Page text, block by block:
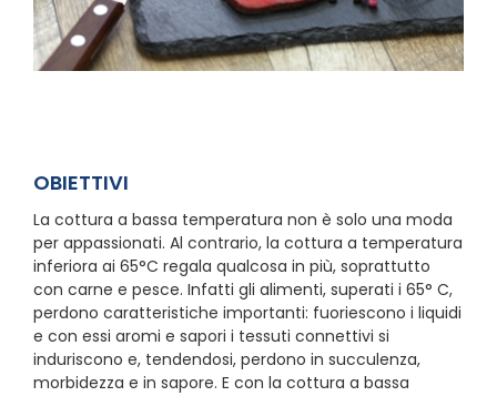
OBIETTIVI
La cottura a bassa temperatura non è solo una moda
per appassionati. Al contrario, la cottura a temperatura
inferiora ai 65°C regala qualcosa in più, soprattutto
con carne e pesce. Infatti gli alimenti, superati i 65° C,
perdono caratteristiche importanti: fuoriescono i liquidi
e con essi aromi e sapori i tessuti connettivi si
induriscono e, tendendosi, perdono in succulenza,
morbidezza e in sapore. E con la cottura a bassa